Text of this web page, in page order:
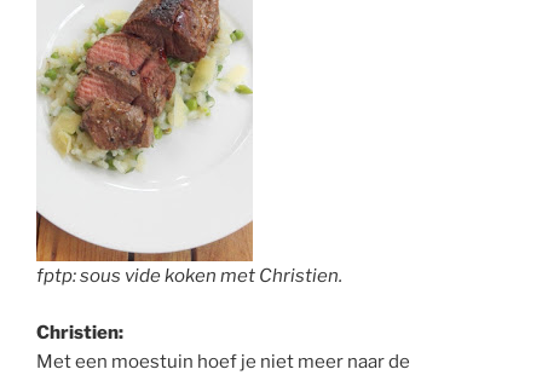
fptp: sous vide koken met Christien.
Christien:
Met een moestuin hoef je niet meer naar de